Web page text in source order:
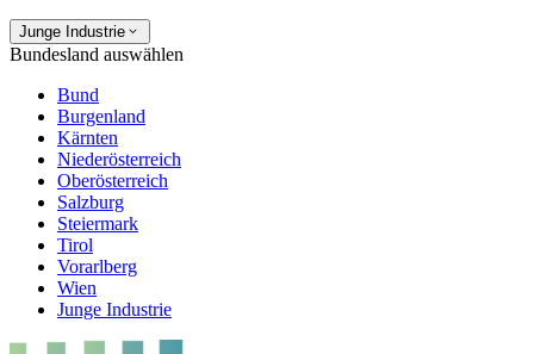
Junge Industrie
Bundesland auswählen
Bund
Burgenland
Kärnten
Niederösterreich
Oberösterreich
Salzburg
Steiermark
Tirol
Vorarlberg
Wien
Junge Industrie